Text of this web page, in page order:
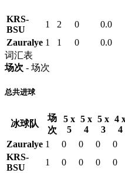
KRS-
BSU
1 2 0 0.0
Zauralye 1 1 0 0.0
词汇表
场次 - 场次
总共进球
冰球队
场
次
5 x
5
5 x
4
5 x
3
4
4
Zauralye 1 0 0 0 0
KRS-
BSU
1 0 0 0 0